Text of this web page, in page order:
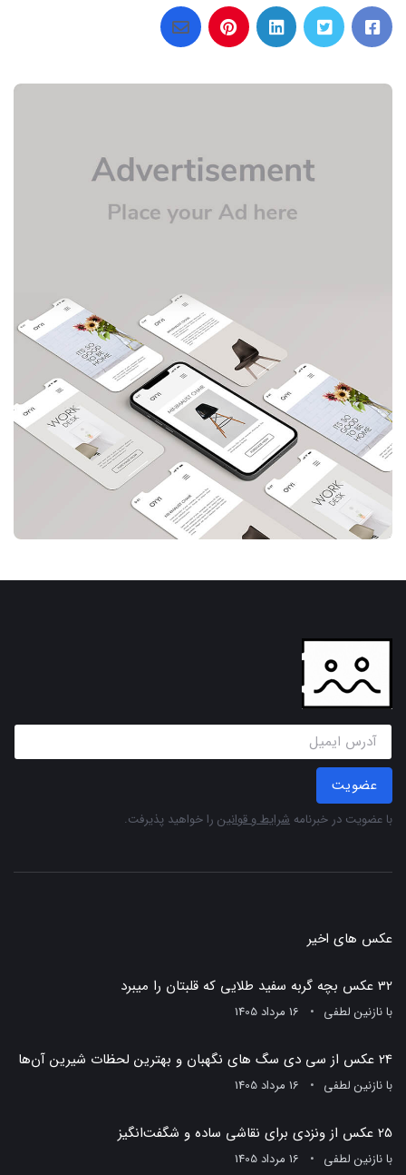
عضویت
با عضویت در خبرنامه شرایط و قوانین را خواهید پذیرفت.
عکس های اخیر
32 عکس بچه گربه سفید طلایی که قلبتان را میبرد
بانازنین لطفی 16 مرداد 1405
24 عکس از سی دی سگ های نگهبان و بهترین لحظات شیرین آن‌ها
بانازنین لطفی 16 مرداد 1405
25 عکس از ونزدی برای نقاشی ساده و شگفت‌انگیز
بانازنین لطفی 16 مرداد 1405